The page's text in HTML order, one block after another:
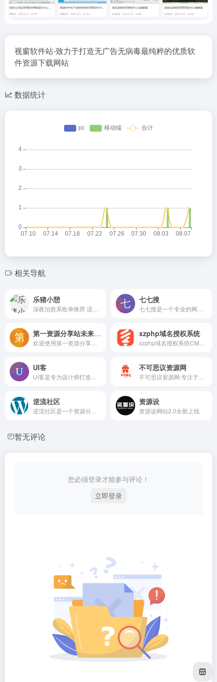
视窗软件站-致力于打造无广告无病毒最纯粹的优质软
件资源下载网站
数据统计
相关导航
乐猪小憩 七七搜
第一资源分享站未来科技资源库，探索无限可能 xzphp域名授权系统
UI客 不可思议资源网
逆流社区 资源设
资源设网站2.0全新上线
暂无评论
您必须登录才能参与评论！
立即登录